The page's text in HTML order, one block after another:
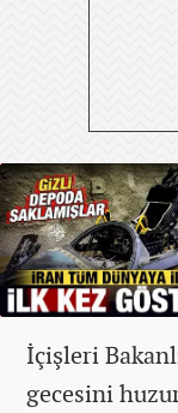
İçişleri
gecesini